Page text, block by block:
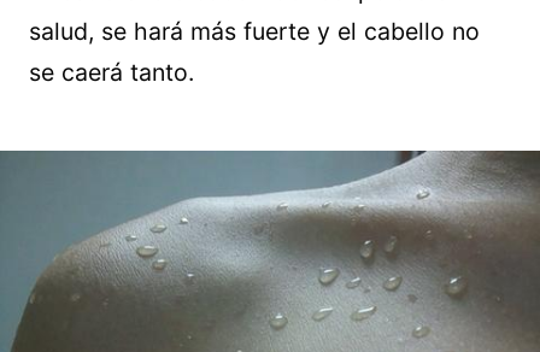
salud, se hará más fuerte y el cabello no
se caerá tanto.